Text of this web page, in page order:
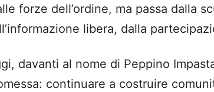
forze dell’ordine, ma passa dalla
libera, dalla
davanti al nome di Peppino
continuare a costruire